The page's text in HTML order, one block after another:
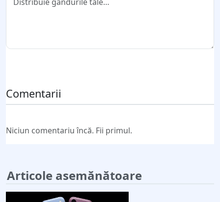
Comentarii
Niciun comentariu încă. Fii primul.
Articole asemănătoare